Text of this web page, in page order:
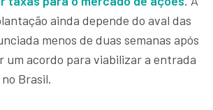
ainda depende do aval das
menos de duas semanas após
um acordo para viabilizar a entrada
Brasil.